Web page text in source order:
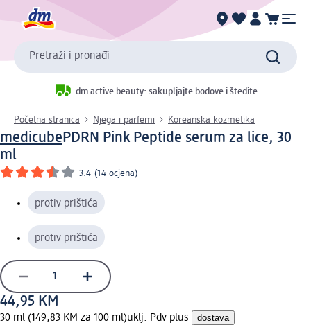
Pretraži i pronađi
dm active beauty: sakupljajte bodove i štedite
Početna stranica Njega i parfemi Koreanska kozmetika
medicubePDRN Pink Peptide serum za lice, 30
ml
3.4 (14 ocjena)
protiv prištića
protiv prištića
44,95 KM
30 ml (149,83 KM za 100 ml)uklj. Pdv plus dostava